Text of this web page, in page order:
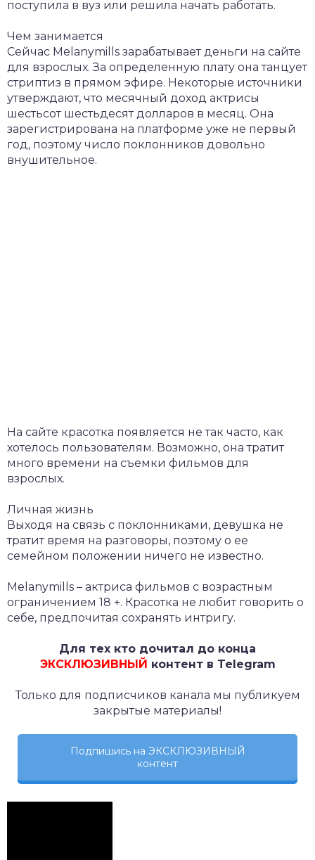
поступила в вуз или решила начать работать.
Чем занимается
Сейчас Melanymills зарабатывает деньги на сайте
для взрослых. За определенную плату она танцует
стриптиз в прямом эфире. Некоторые источники
утверждают, что месячный доход актрисы
шестьсот шестьдесят долларов в месяц. Она
зарегистрирована на платформе уже не первый
год, поэтому число поклонников довольно
внушительное.
На сайте красотка появляется не так часто, как
хотелось пользователям. Возможно, она тратит
много времени на съемки фильмов для
взрослых.
Личная жизнь
Выходя на связь с поклонниками, девушка не
тратит время на разговоры, поэтому о ее
семейном положении ничего не известно.
Melanymills – актриса фильмов с возрастным
ограничением 18 +. Красотка не любит говорить о
себе, предпочитая сохранять интригу.
Для тех кто дочитал до конца
ЭКСКЛЮЗИВНЫЙ контент в Telegram
Только для подписчиков канала мы публикуем
закрытые материалы!
Подпишись на ЭКСКЛЮЗИВНЫЙ
контент